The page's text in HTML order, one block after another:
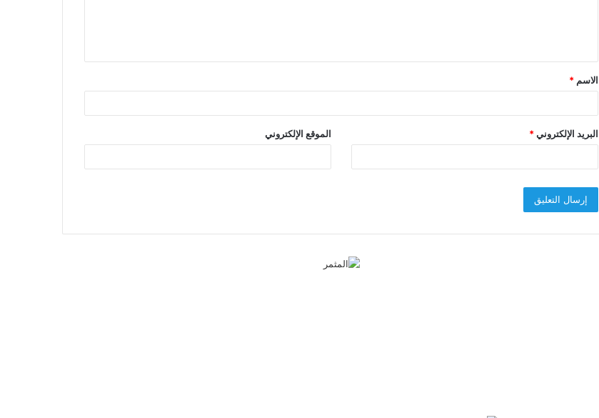
ق
*
الاسم *
البريد الإلكتروني* الموقع الإلكتروني